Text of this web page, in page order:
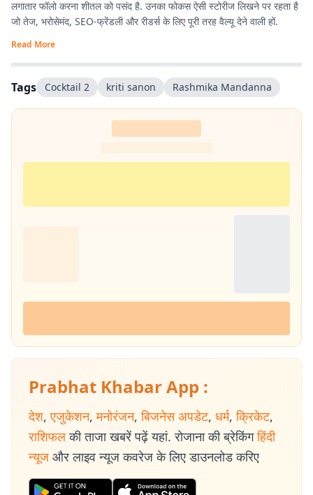
लगातार फॉलो करना शीतल को पसंद है. उनका फोकस ऐसी स्टोरीज लिखने पर रहता है
जो तेज, भरोसेमंद, SEO-फ्रेंडली और रीडर्स के लिए पूरी तरह वैल्यू देने वाली हों.
Read More
Tags Cocktail 2 kriti sanon Rashmika Mandanna
Prabhat Khabar App :
देश, एजुकेशन, मनोरंजन, बिजनेस अपडेट, धर्म, क्रिकेट,
राशिफल की ताजा खबरें पढ़ें यहां. रोजाना की ब्रेकिंग हिंदी
न्यूज और लाइव न्यूज कवरेज के लिए डाउनलोड करिए